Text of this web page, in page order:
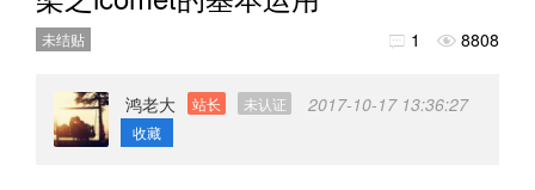
未结贴  1  8808
鸿老大 站长 未认证 2017-10-17 13:36:27
收藏